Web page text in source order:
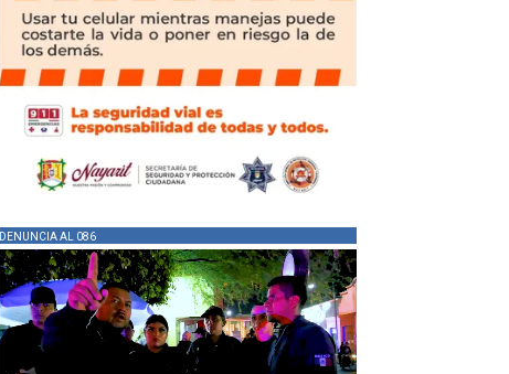
DENUNCIA AL 086